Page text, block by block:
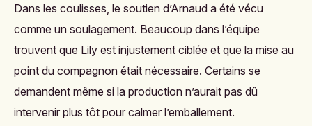
Dans les coulisses, le soutien d’Arnaud a été vécu
comme un soulagement. Beaucoup dans l’équipe
trouvent que Lily est injustement ciblée et que la mise au
point du compagnon était nécessaire. Certains se
demandent même si la production n’aurait pas dû
intervenir plus tôt pour calmer l’emballement.